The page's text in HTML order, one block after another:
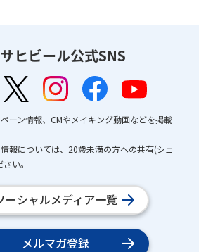
ヒビール公式SNS
ーン情報、CMやメイキング動画などを掲載
報については、20歳未満の方への共有(シェ
い。
ーシャルメディア一覧
メルマガ登録